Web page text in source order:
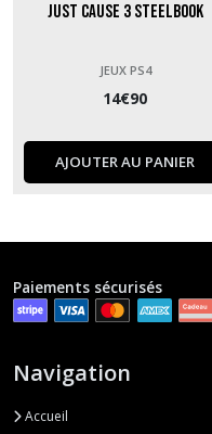
Just Cause 3 Steelbook
JEUX PS4
14€90
AJOUTER AU PANIER
Paiements sécurisés
Navigation
Accueil